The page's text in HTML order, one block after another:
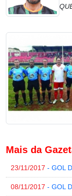
Mais da
23/11/2017 - GOL
08/11/2017 - GOL